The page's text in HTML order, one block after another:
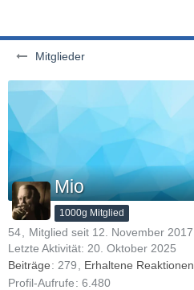
Mitglieder
Mio
1000g Mitglied
54
Mitglied seit 12. November 2017
Letzte Aktivität: 20. Oktober 2025
Beiträge
279 Erhaltene Reaktionen
Profil-Aufrufe
6.480